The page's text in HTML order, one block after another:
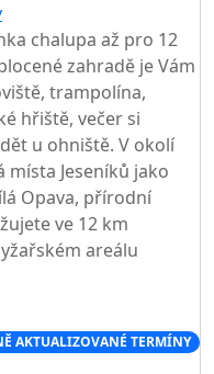
chalupa až pro 12
zahradě je Vám
trampolína,
hřiště, večer si
u ohniště. V okolí
Jeseníků jako
Opava, přírodní
ve 12 km
areálu
AKTUALIZOVANÉ TERMÍNY